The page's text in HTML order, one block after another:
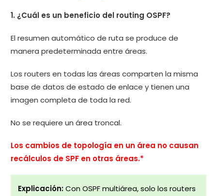
1. ¿Cuál es un beneficio del routing OSPF?
El resumen automático de ruta se produce de
manera predeterminada entre áreas.
Los routers en todas las áreas comparten la misma
base de datos de estado de enlace y tienen una
imagen completa de toda la red.
No se requiere un área troncal.
Los cambios de topología en un área no causan
recálculos de SPF en otras áreas.*
Explicación:Con OSPF multiárea, solo los routers